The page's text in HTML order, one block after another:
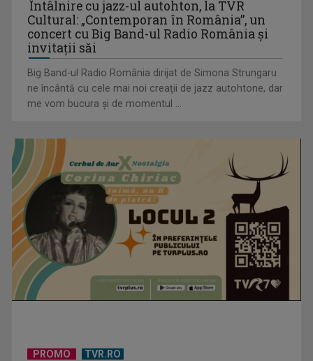
„Frații Jderi”, superproducția inspirată din opera lui Mihail
Sadoveanu, la ...
Întâlnire cu jazz-ul autohton, la TVR
Cultural: „Contemporan în România”, un
concert cu Big Band-ul Radio România şi
invitaţii săi
Big Band-ul Radio România dirijat de Simona Strungaru
ne încântă cu cele mai noi creaţii de jazz autohtone, dar
me vom bucura şi de momentul ...
PROMO TVR.RO